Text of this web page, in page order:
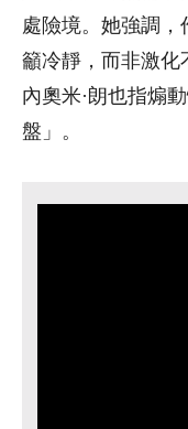
處險境。她強調
籲冷靜，而非激化
內奧米·朗也指煽
盤」。